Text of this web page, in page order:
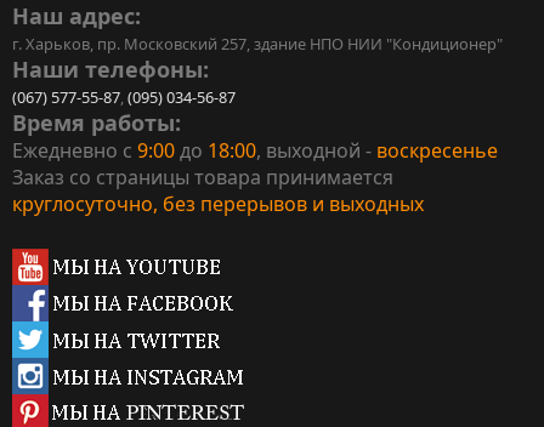
Наш адрес:
г. Харьков, пр. Московский 257, здание НПО НИИ "Кондиционер"
Наши телефоны:
(067) 577-55-87,(095) 034-56-87
Время работы:
Ежедневно с 9:00до 18:00, выходной - воскресенье
Заказ со страницы товара принимается
круглосуточно, без перерывов и выходных